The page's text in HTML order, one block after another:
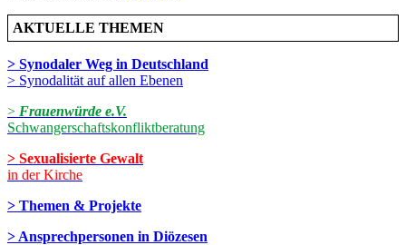
AKTUELLE THEMEN
> Synodaler Weg in Deutschland
> Synodalität auf allen Ebenen
> Frauenwürde e.V.
Schwangerschaftskonfliktberatung
> Sexualisierte Gewalt
in der Kirche
> Themen & Projekte
> Ansprechpersonen in Diözesen